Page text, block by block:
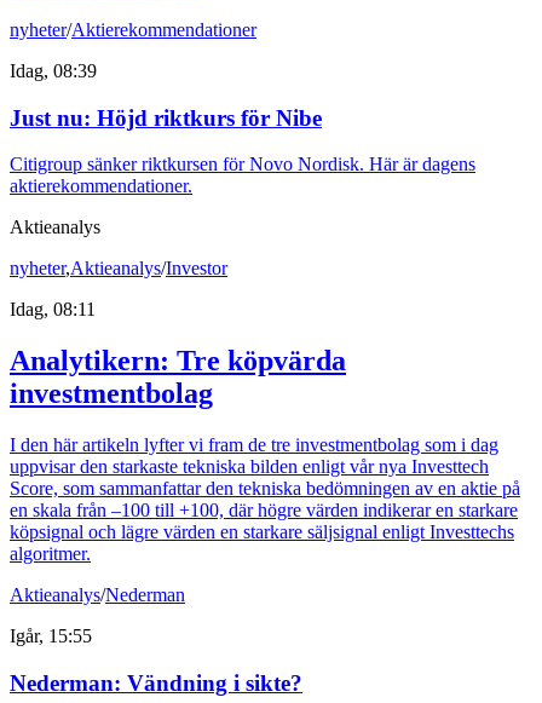
nyheter/Aktierekommendationer
Idag, 08:39
Just nu: Höjd riktkurs för Nibe
Citigroup sänker riktkursen för Novo Nordisk. Här är dagens
aktierekommendationer.
Aktieanalys
nyheter,Aktieanalys/Investor
Idag, 08:11
Analytikern: Tre köpvärda
investmentbolag
I den här artikeln lyfter vi fram de tre investmentbolag som i dag
uppvisar den starkaste tekniska bilden enligt vår nya Investtech
Score, som sammanfattar den tekniska bedömningen av en aktie på
en skala från –100 till +100, där högre värden indikerar en starkare
köpsignal och lägre värden en starkare säljsignal enligt Investtechs
algoritmer.
Aktieanalys/Nederman
Igår, 15:55
Nederman: Vändning i sikte?